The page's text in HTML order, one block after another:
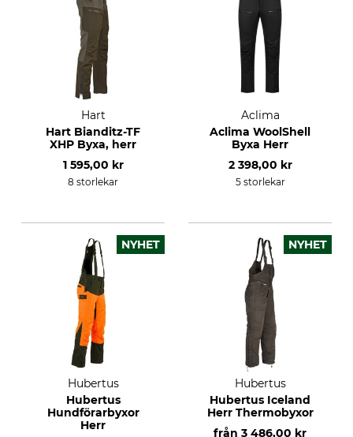
Hart
Hart Bianditz-TF
XHP Byxa, herr
1 595,00 kr
8 storlekar
Aclima
Aclima WoolShell
Byxa Herr
2 398,00 kr
5 storlekar
NYHET
Hubertus
Hubertus
Hundförarbyxor
Herr
NYHET
Hubertus
Hubertus Iceland
Herr Thermobyxor
från 3 486,00 kr